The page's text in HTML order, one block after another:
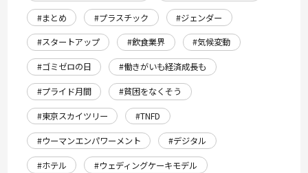
#まとめ
#プラスチック
#ジェンダー
#スタートアップ
#飲食業界
#気候変動
#ゴミゼロの日
#働きがいも経済成長も
#プライド月間
#貧困をなくそう
#東京スカイツリー
#TNFD
#ウーマンエンパワーメント
#デジタル
#ホテル
#ウェディングケーキモデル